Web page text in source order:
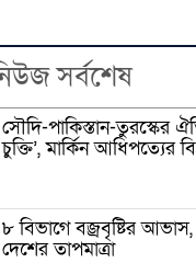
সর্বশেষ
সৌদি-পাকিস্তান-তুরস্কের
চুক্তি’, মার্কিন আধিপত্যের
৮ বিভাগে বজ্রবৃষ্টির
দেশের তাপমাত্রা